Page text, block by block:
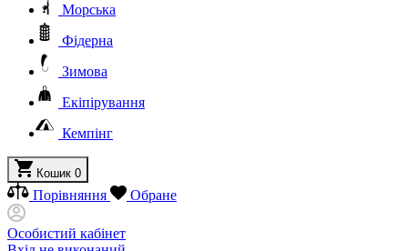
Морська
Фідерна
Зимова
Екіпірування
Кемпінг
Кошик 0
Порівняння Обране
Особистий кабінет